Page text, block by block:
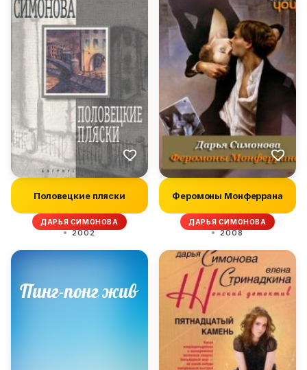
Половецкие пляски
ДАРЬЯ СИМОНОВА
2002
Феромоны Монферрана
ДАРЬЯ СИМОНОВА
2008